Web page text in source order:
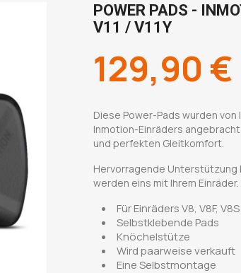
POWER PADS -
V11 / V11Y
129,90 €
Diese Power-Pads wurden
Inmotion-Einräders
und perfekten Gleitkomfort.
Hervorragende Unterstützung
werden eins mit Ihrem Einräder.
Für Einräders V8, V8F, V8S
Selbstklebende Pads
Knöchelstütze
Wird paarweise verkauft
Eine Selbstmontage